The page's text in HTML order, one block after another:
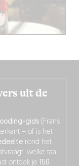
uit de
gids (Frans
– of is het
rond het
welke taal
ontdek je 150